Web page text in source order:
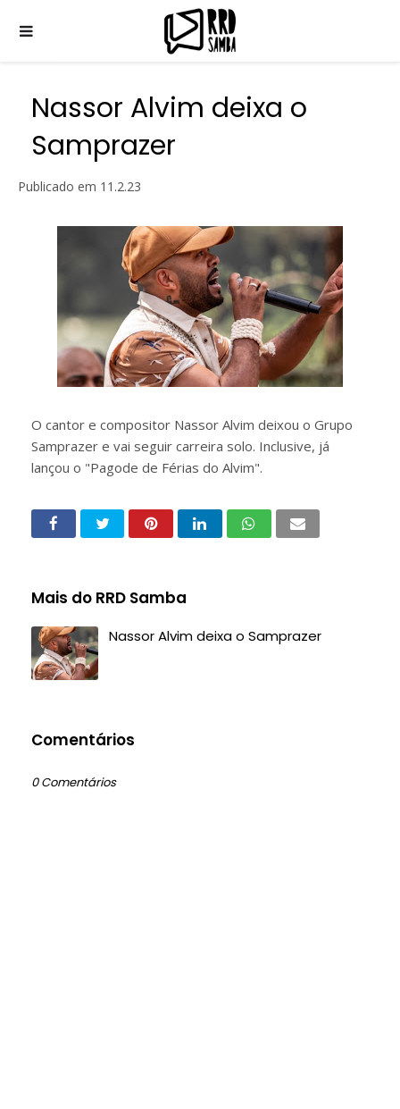
Nassor Alvim deixa o
Samprazer
Publicado em 11.2.23
O cantor e compositor Nassor Alvim deixou o Grupo
Samprazer e vai seguir carreira solo. Inclusive, já
lançou o "Pagode de Férias do Alvim".
Mais do RRD Samba
Nassor Alvim deixa o Samprazer
Comentários
0 Comentários